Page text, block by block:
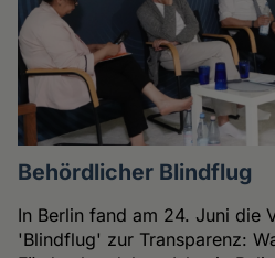
Behördlicher Blindflug
In Berlin fand am 24. Juni die
'Blindflug' zur Transparenz: